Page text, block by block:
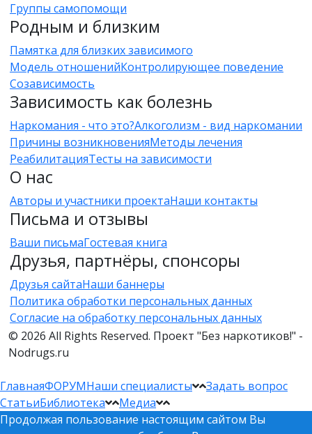
Группы самопомощи
Родным и близким
Памятка для близких зависимого
Модель отношенийКонтролирующее поведение
Созависимость
Зависимость как болезнь
Наркомания - что это?Алкоголизм - вид наркомании
Причины возникновенияМетоды лечения
РеабилитацияТесты на зависимости
О нас
Авторы и участники проектаНаши контакты
Письма и отзывы
Ваши письмаГостевая книга
Друзья, партнёры, спонсоры
Друзья сайтаНаши баннеры
Политика обработки персональных данных
Согласие на обработку персональных данных
© 2026 All Rights Reserved. Проект "Без наркотиков!" -
Nodrugs.ru
ГлавнаяФОРУМНаши специалисты
Задать вопрос
СтатьиБиблиотека
Медиа
Продолжая пользование настоящим сайтом Вы